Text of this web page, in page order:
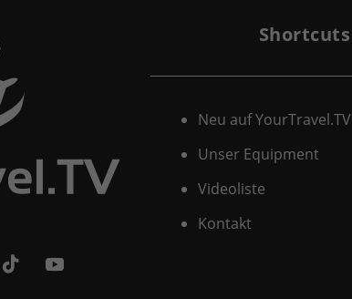
Shortcuts
Neu auf YourTravel.TV
Unser Equipment
Videoliste
Kontakt